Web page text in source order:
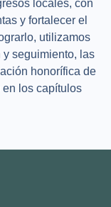
locales, con
y fortalecer el
utilizamos
seguimiento, las
honorífica de
en los capítulos